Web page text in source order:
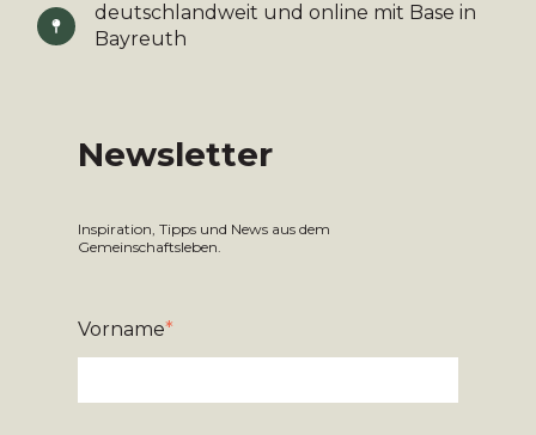
deutschlandweit und online mit Base in
Bayreuth
Newsletter
Inspiration, Tipps und News aus dem
Gemeinschaftsleben.
Vorname*